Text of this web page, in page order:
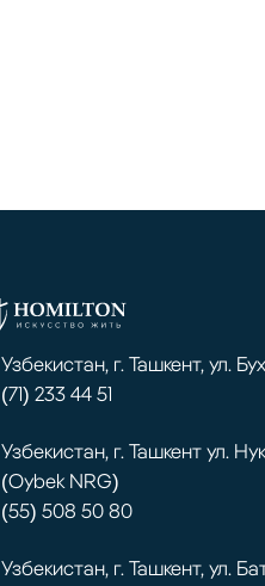
Узбекистан, г. Ташкент, ул.
(71) 233 44 51
Узбекистан, г. Ташкент ул.
(Oybek NRG)
(55) 508 50 80
Узбекистан, г. Ташкент, ул.